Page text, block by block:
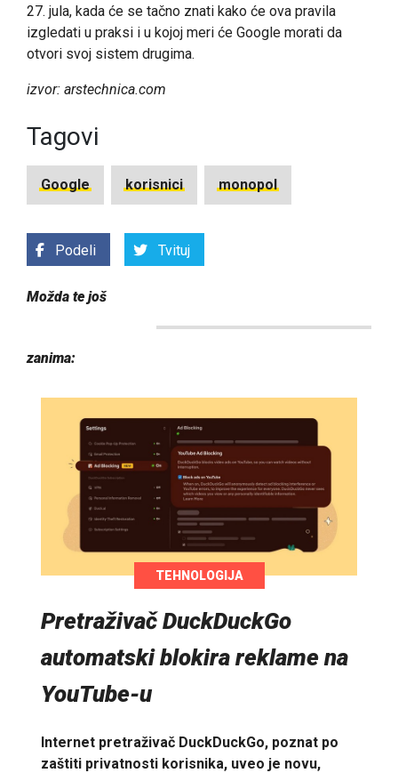
27. jula, kada će se tačno znati kako će ova pravila
izgledati u praksi i u kojoj meri će Google morati da
otvori svoj sistem drugima.
izvor: arstechnica.com
Tagovi
Google korisnici monopol
Podeli Tvituj
Možda te još
zanima:
TEHNOLOGIJA
Pretraživač DuckDuckGo
automatski blokira reklame na
YouTube-u
Internet pretraživač DuckDuckGo, poznat po
zaštiti privatnosti korisnika, uveo je novu,